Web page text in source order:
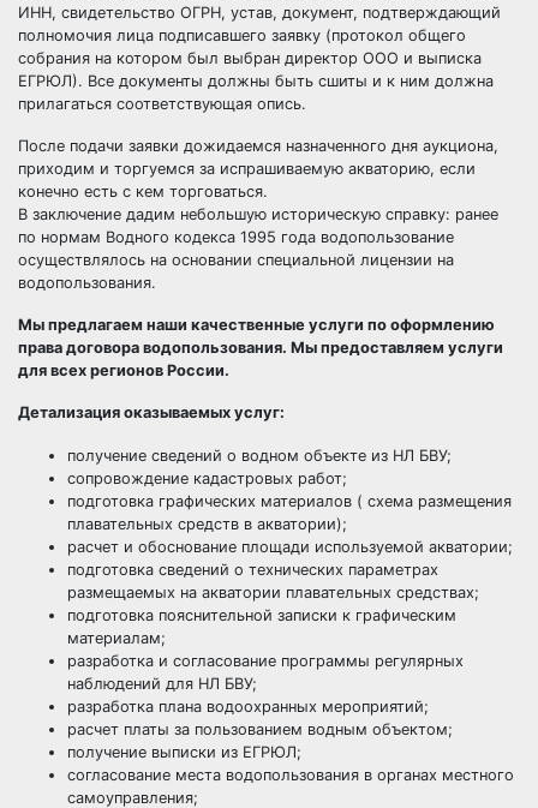
ИНН, свидетельство ОГРН, устав, документ, подтверждающий
полномочия лица подписавшего заявку (протокол общего
собрания на котором был выбран директор ООО и выписка
ЕГРЮЛ). Все документы должны быть сшиты и к ним должна
прилагаться соответствующая опись.
После подачи заявки дожидаемся назначенного дня аукциона,
приходим и торгуемся за испрашиваемую акваторию, если
конечно есть с кем торговаться.
В заключение дадим небольшую историческую справку: ранее
по нормам Водного кодекса 1995 года водопользование
осуществлялось на основании специальной лицензии на
водопользования.
Мы предлагаем наши качественные услуги по оформлению
права договора водопользования. Мы предоставляем услуги
для всех регионов России.
Детализация оказываемых услуг:
получение сведений о водном объекте из НЛ БВУ;
сопровождение кадастровых работ;
подготовка графических материалов ( схема размещения
плавательных средств в акватории);
расчет и обоснование площади используемой акватории;
подготовка сведений о технических параметрах
размещаемых на акватории плавательных средствах;
подготовка пояснительной записки к графическим
материалам;
разработка и согласование программы регулярных
наблюдений для НЛ БВУ;
разработка плана водоохранных мероприятий;
расчет платы за пользованием водным объектом;
получение выписки из ЕГРЮЛ;
согласование места водопользования в органах местного
самоуправления;